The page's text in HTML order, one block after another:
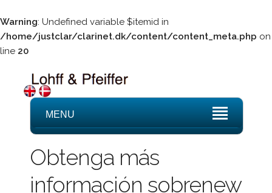
Warning: Undefined variable $itemid in
/home/justclar/clarinet.dk/content/content_meta.php on
line 20
MENU
Obtenga más
información sobrenew